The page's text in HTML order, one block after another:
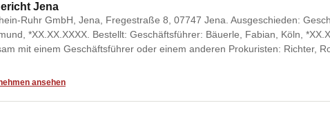
Jena
Ruhr GmbH, Jena, Fregestraße 8, 07747 Jena. Ausgeschieden:
*XX.XX.XXXX. Bestellt: Geschäftsführer: Bäuerle, Fabian, Köln,
mit einem Geschäftsführer oder einem anderen Prokuristen: Richter,
ansehen